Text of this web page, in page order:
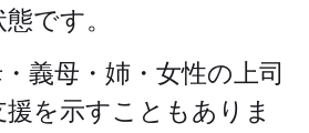
です。
義母・姉・女性の上司
を示すこともありま